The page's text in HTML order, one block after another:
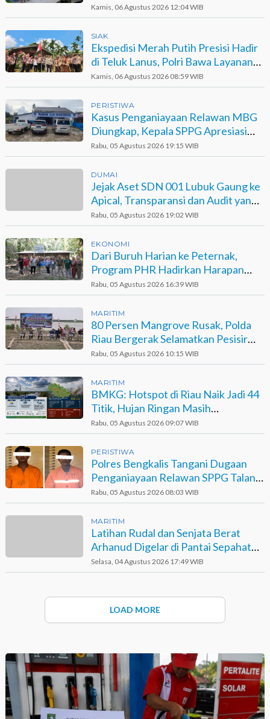
Kamis, 06 Agustus 2026 12:04 WIB
SIAK
Ekspedisi Merah Putih Presisi Hadir
di Teluk Lanus, Polri Bawa Layanan
dan Harapan
Kamis, 06 Agustus 2026 08:59 WIB
PERISTIWA
Kasus Penganiayaan Relawan MBG
Diungkap, Kepala SPPG Apresiasi
Kinerja Polisi
Rabu, 05 Agustus 2026 19:15 WIB
DUMAI
Jejak Aset SDN 001 Lubuk Gaung ke
Apical, Transparansi dan Audit yang
Belum Terjawab
Rabu, 05 Agustus 2026 19:02 WIB
EKONOMI
Dari Buruh Harian ke Peternak,
Program PHR Hadirkan Harapan
Baru bagi Suku Sakai
Rabu, 05 Agustus 2026 16:39 WIB
MARITIM
80 Persen Mangrove Rusak, Polda
Riau Bergerak Selamatkan Pesisir
Sinaboi
Rabu, 05 Agustus 2026 10:15 WIB
MARITIM
BMKG: Hotspot di Riau Naik Jadi 44
Titik, Hujan Ringan Masih
Berpotensi Terjadi
Rabu, 05 Agustus 2026 09:07 WIB
PERISTIWA
Polres Bengkalis Tangani Dugaan
Penganiayaan Relawan SPPG Talang
Muandau
Rabu, 05 Agustus 2026 08:03 WIB
MARITIM
Latihan Rudal dan Senjata Berat
Arhanud Digelar di Pantai Sepahat
Bengkalis
Selasa, 04 Agustus 2026 17:49 WIB
LOAD MORE